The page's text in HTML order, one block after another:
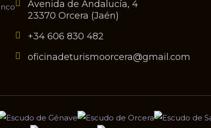
Avenida de Andalucía, 4
23370 Orcera (Jaén)
+34 606 830 482
oficinadeturismoorcera@gmail.com